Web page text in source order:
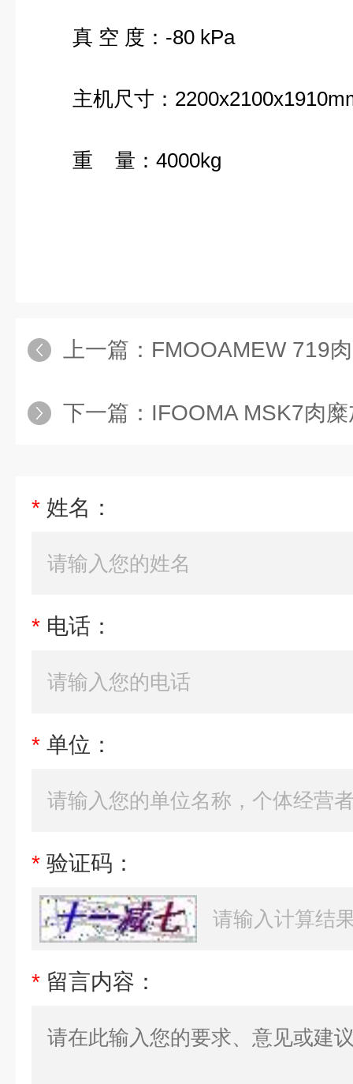
真 空 度：-80 kPa
主机尺寸：
重 量：4000kg
上一篇： FMOOAMEW 719肉糜
下一篇： IFOOMA MSK7肉糜加工
* 姓名：
* 电话：
* 单位：
* 验证码：
* 留言内容：